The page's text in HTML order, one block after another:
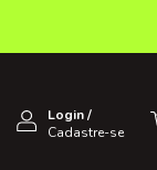
Login/
Cadastre-se